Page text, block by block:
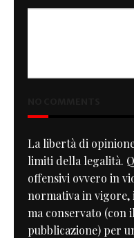
La libertà di
limiti della legalità.
offensivi ovvero in
normativa in vigore,
ma conservato
pubblicazione) per